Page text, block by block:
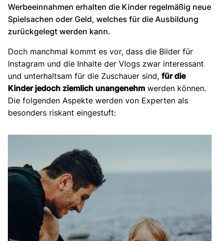
Werbeeinnahmen erhalten die Kinder regelmäßig neue
Spielsachen oder Geld, welches für die Ausbildung
zurückgelegt werden kann.
Doch manchmal kommt es vor, dass die Bilder für
Instagram und die Inhalte der Vlogs zwar interessant
und unterhaltsam für die Zuschauer sind, für die
Kinder jedoch ziemlich unangenehm werden können.
Die folgenden Aspekte werden von Experten als
besonders riskant eingestuft: